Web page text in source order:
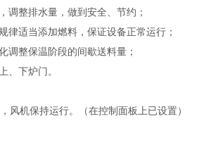
调整排水量，做到安全、节约；
律适当添加燃料，保证设备正常运行；
调整保温阶段的间歇送料量；
、下炉门。
风机保持运行。（在控制面板上已设置）